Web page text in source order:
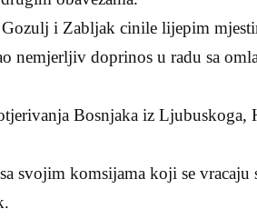
i Zabljak cinile lijepim
nemjerljiv doprinos u radu sa
Bosnjaka iz Ljubuskoga,
svojim komsijama koji se vracaju